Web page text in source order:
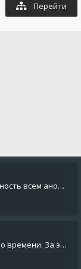
Перейти
Хочу выразить искреннюю благодарность всем анонимным пользователям, которые поддержали наше сообщество финансово. Благод
💡 Друзья, скажу прямо. Осталось мало времени. За это время нам нужно закрыть последние обязательные расходы: около 500